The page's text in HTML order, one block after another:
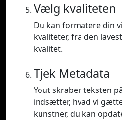
Vælg kvaliteten
Du kan formatere din
kvaliteter, fra den
kvalitet.
Tjek Metadata
Yout skraber teksten
indsætter, hvad vi
kunstner, du kan